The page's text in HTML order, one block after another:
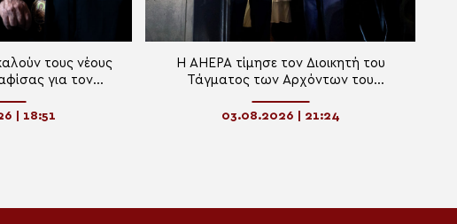
τους νέους
για τον
| 18:51
Η AHEPA τίμησε τον Διοικητή του
Τάγματος των Αρχόντων του
Λυμπεράκη
03.08.2026 | 21:24